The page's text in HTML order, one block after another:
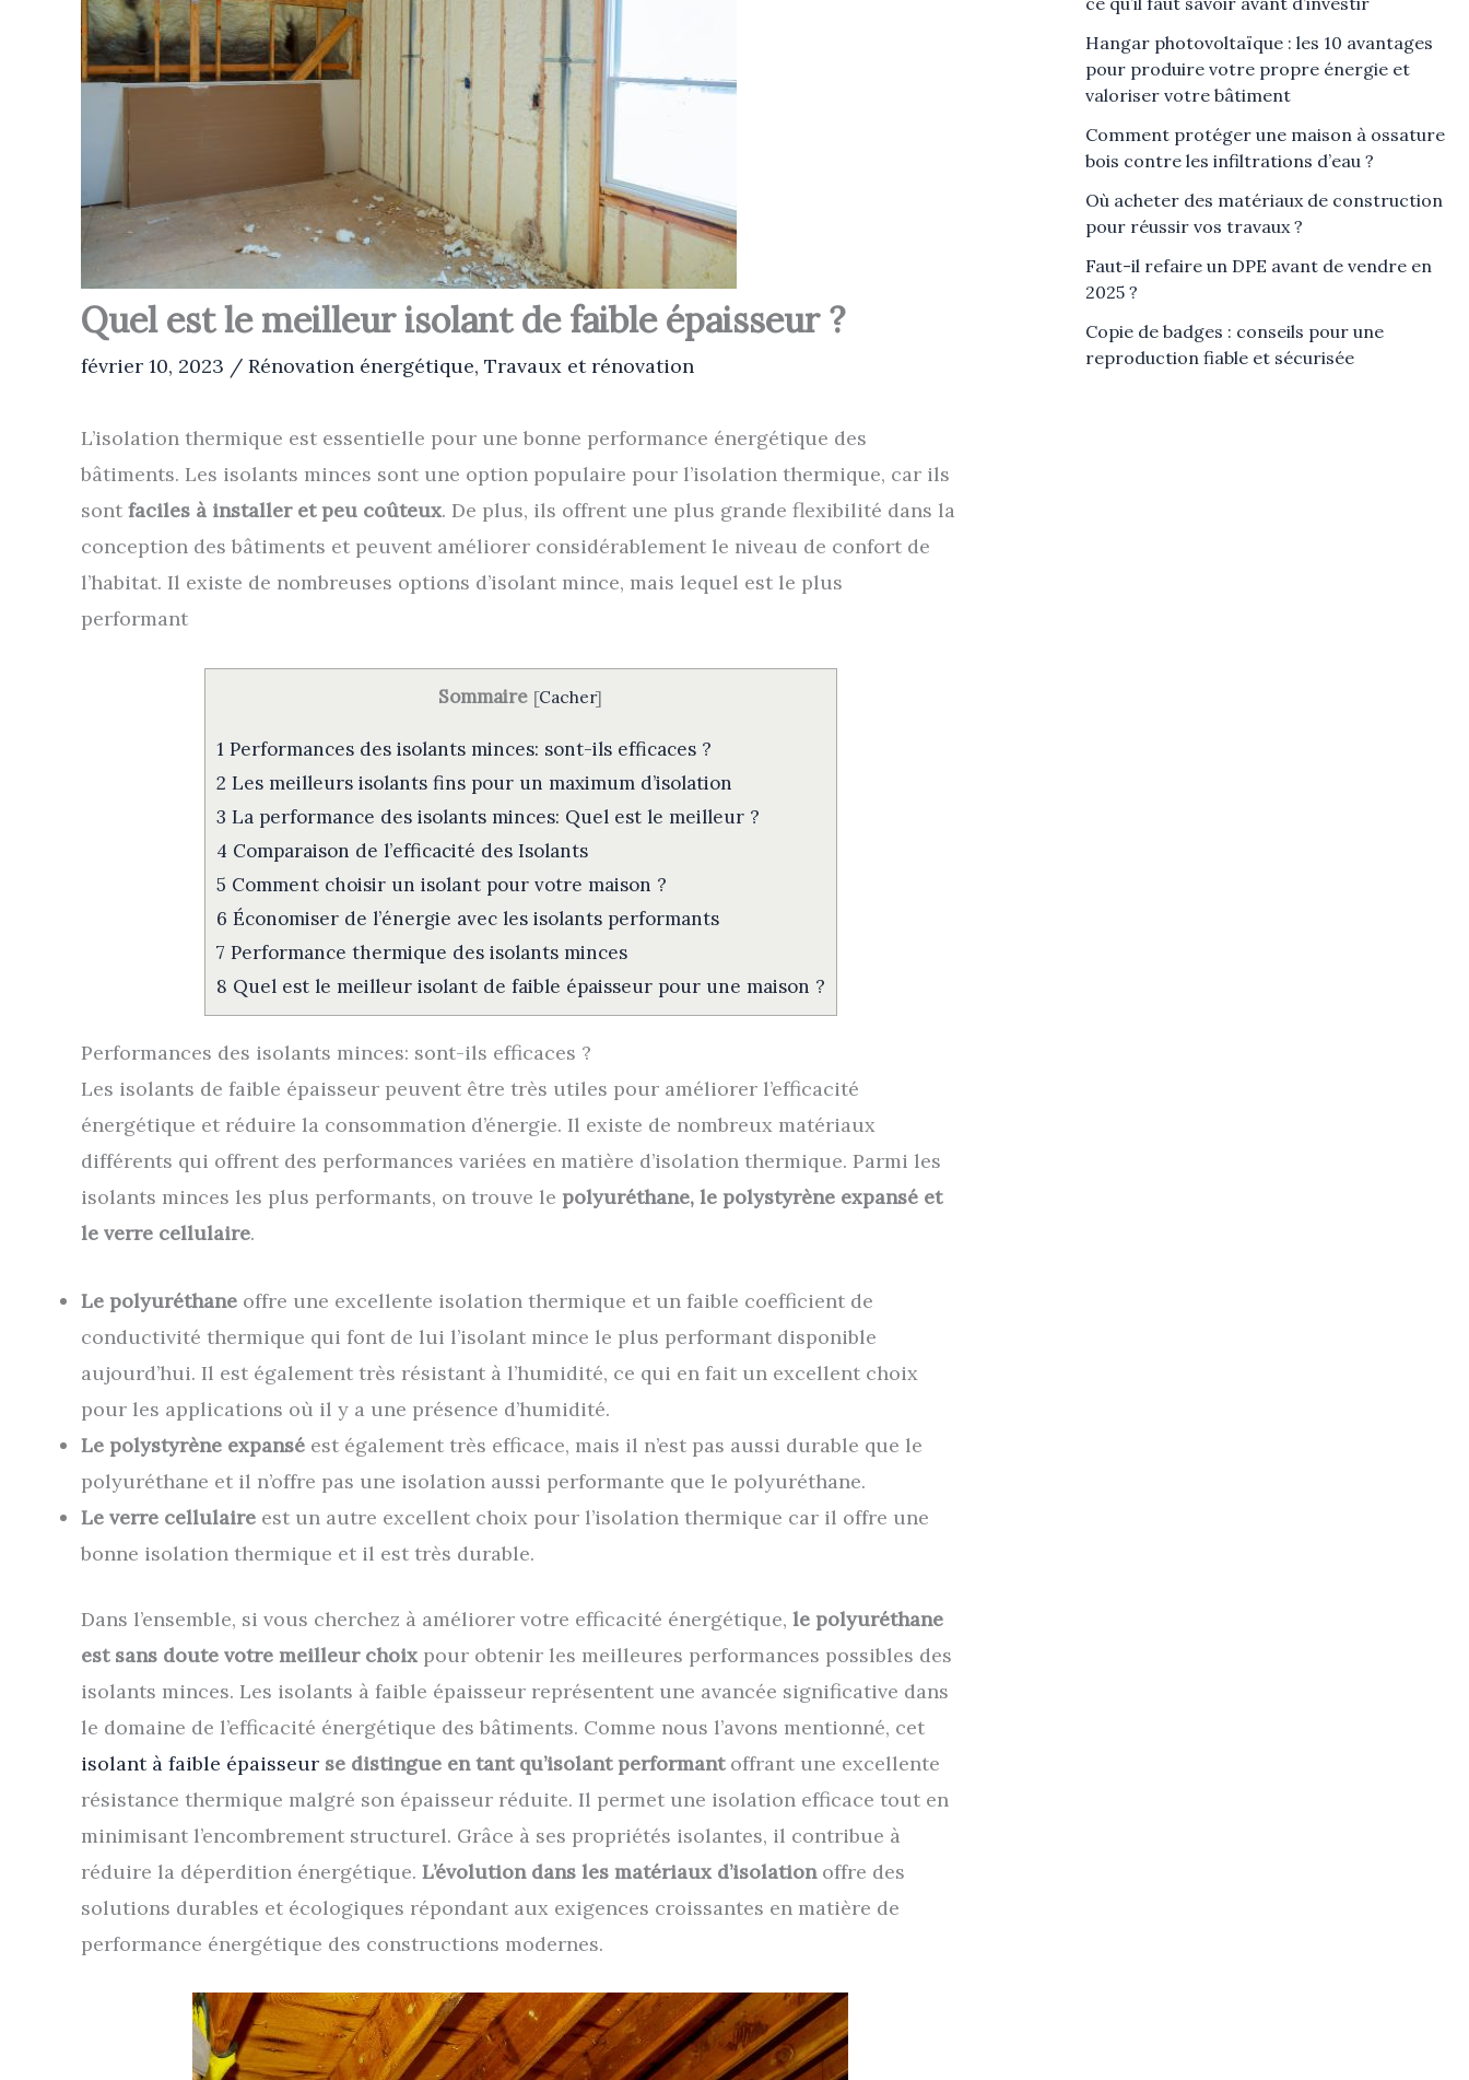
Quel est le meilleur isolant de faible épaisseur ?
février 10, 2023 / Rénovation énergétique, Travaux et rénovation
L’isolation thermique est essentielle pour une bonne performance énergétique des
bâtiments. Les isolants minces sont une option populaire pour l’isolation thermique, car ils
sont faciles à installer et peu coûteux. De plus, ils offrent une plus grande flexibilité dans la
conception des bâtiments et peuvent améliorer considérablement le niveau de confort de
l’habitat. Il existe de nombreuses options d’isolant mince, mais lequel est le plus
performant
Sommaire [Cacher]
1Performances des isolants minces: sont-ils efficaces ?
2 Les meilleurs isolants fins pour un maximum d’isolation
3 La performance des isolants minces: Quel est le meilleur ?
4 Comparaison de l’efficacité des Isolants
5 Comment choisir un isolant pour votre maison ?
6 Économiser de l’énergie avec les isolants performants
7 Performance thermique des isolants minces
8 Quel est le meilleur isolant de faible épaisseur pour une maison ?
Performances des isolants minces: sont-ils efficaces ?
Les isolants de faible épaisseur peuvent être très utiles pour améliorer l’efficacité
énergétique et réduire la consommation d’énergie. Il existe de nombreux matériaux
différents qui offrent des performances variées en matière d’isolation thermique. Parmi les
isolants minces les plus performants, on trouve le polyuréthane, le polystyrène expansé et
le verre cellulaire.
Le polyuréthane offre une excellente isolation thermique et un faible coefficient de
conductivité thermique qui font de lui l’isolant mince le plus performant disponible
aujourd’hui. Il est également très résistant à l’humidité, ce qui en fait un excellent choix
pour les applications où il y a une présence d’humidité.
Le polystyrène expansé est également très efficace, mais il n’est pas aussi durable que le
polyuréthane et il n’offre pas une isolation aussi performante que le polyuréthane.
Le verre cellulaire est un autre excellent choix pour l’isolation thermique car il offre une
bonne isolation thermique et il est très durable.
Dans l’ensemble, si vous cherchez à améliorer votre efficacité énergétique, le polyuréthane
est sans doute votre meilleur choix pour obtenir les meilleures performances possibles des
isolants minces. Les isolants à faible épaisseur représentent une avancée significative dans
le domaine de l’efficacité énergétique des bâtiments. Comme nous l’avons mentionné, cet
isolant à faible épaisseur se distingue en tant qu’isolant performant offrant une excellente
résistance thermique malgré son épaisseur réduite. Il permet une isolation efficace tout en
minimisant l’encombrement structurel. Grâce à ses propriétés isolantes, il contribue à
réduire la déperdition énergétique. L’évolution dans les matériaux d’isolationoffre des
solutions durables et écologiques répondant aux exigences croissantes en matière de
performance énergétique des constructions modernes.
Hangar photovoltaïque : les 10 avantages
pour produire votre propre énergie et
valoriser votre bâtiment
Comment protéger une maison à ossature
bois contre les infiltrations d’eau ?
Où acheter des matériaux de construction
pour réussir vos travaux ?
Faut-il refaire un DPE avant de vendre en
2025 ?
Copie de badges : conseils pour une
reproduction fiable et sécurisée